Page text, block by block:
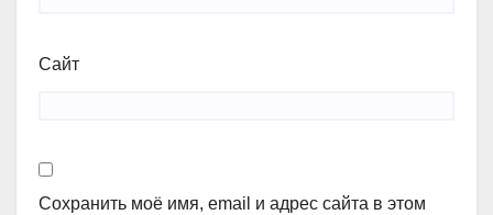
Сайт
Сохранить моё имя, email и адрес сайта в этом